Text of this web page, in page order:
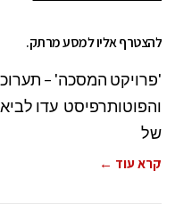
להצטרף אליו למסע מרתק.
'פרויקט המסכה' –
של
קרא עוד ←